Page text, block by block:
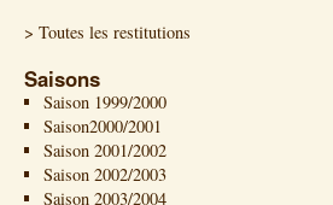
> Toutes les restitutions
Saisons
Saison 1999/2000
Saison2000/2001
Saison 2001/2002
Saison 2002/2003
Saison 2003/2004